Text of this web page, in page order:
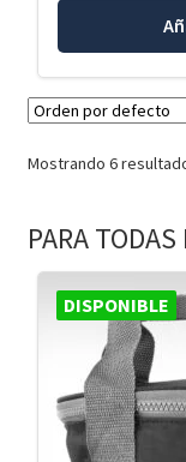
Mostrando 6
PARA
DISPONIBLE